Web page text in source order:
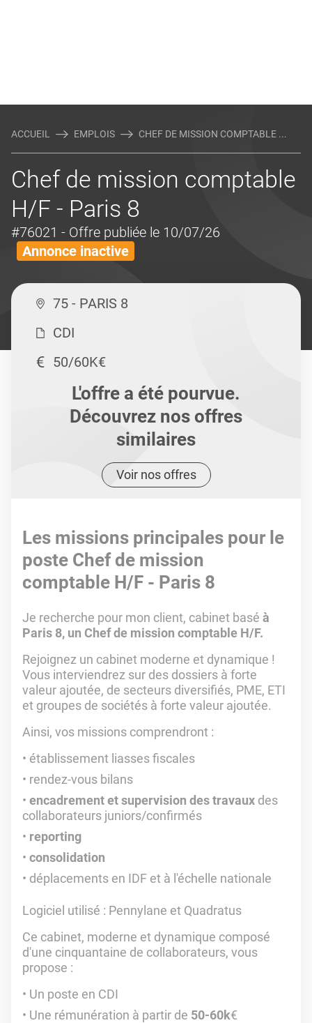
ACCUEIL EMPLOIS CHEF DE MISSION COMPTABLE ...
Chef de mission comptable
H/F - Paris 8
#76021 - Offre publiée le 10/07/26
Annonce inactive
75 - PARIS 8
CDI
50/60K€
L'offre a été pourvue.
Découvrez nos offres
similaires
Voir nos offres
Les missions principales pour le
poste Chef de mission
comptable H/F - Paris 8
Je recherche pour mon client, cabinet basé à
Paris 8, un Chef de mission comptable H/F.
Rejoignez un cabinet moderne et dynamique !
Vous interviendrez sur des dossiers à forte
valeur ajoutée, de secteurs diversifiés, PME, ETI
et groupes de sociétés à forte valeur ajoutée.
Ainsi, vos missions comprendront :
établissement liasses fiscales
rendez-vous bilans
encadrement et supervision des travaux des
collaborateurs juniors/confirmés
reporting
consolidation
déplacements en IDF et à l'échelle nationale
Logiciel utilisé : Pennylane et Quadratus
Ce cabinet, moderne et dynamique composé
d'une cinquantaine de collaborateurs, vous
propose :
Un poste en CDI
Une rémunération à partir de 50-60k€